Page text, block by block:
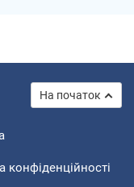
На початок
конфіденційності